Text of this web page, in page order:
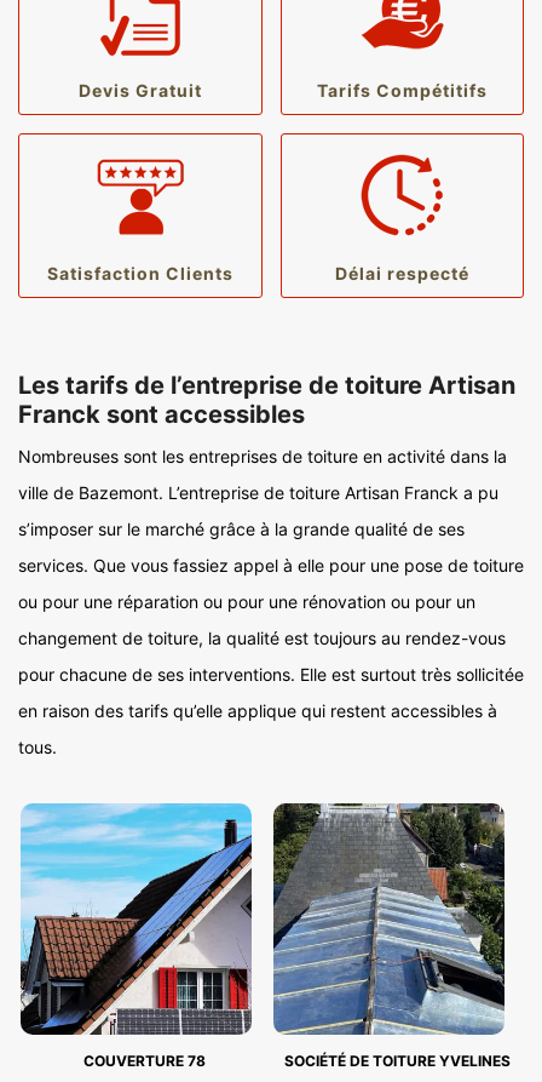
Devis Gratuit Tarifs Compétitifs
Satisfaction Clients Délai respecté
Les tarifs de l’entreprise de toiture Artisan
Franck sont accessibles
Nombreuses sont les entreprises de toiture en activité dans la
ville de Bazemont. L’entreprise de toiture Artisan Franck a pu
s’imposer sur le marché grâce à la grande qualité de ses
services. Que vous fassiez appel à elle pour une pose de toiture
ou pour une réparation ou pour une rénovation ou pour un
changement de toiture, la qualité est toujours au rendez-vous
pour chacune de ses interventions. Elle est surtout très sollicitée
en raison des tarifs qu’elle applique qui restent accessibles à
tous.
COUVERTURE 78 SOCIÉTÉ DE TOITURE YVELINES